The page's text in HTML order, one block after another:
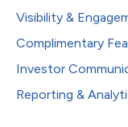
Visibility &
Complimentary
Investor
Reporting &